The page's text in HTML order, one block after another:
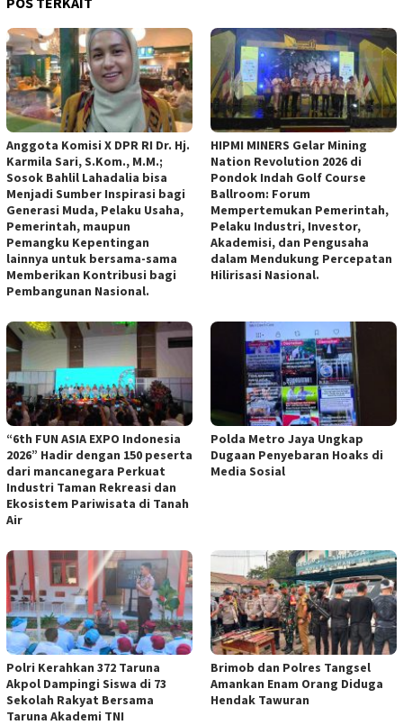
Anggota Komisi X DPR RI Dr. Hj.
Karmila Sari, S.Kom., M.M.;
Sosok Bahlil Lahadalia bisa
Menjadi Sumber Inspirasi bagi
Generasi Muda, Pelaku Usaha,
Pemerintah, maupun
Pemangku Kepentingan
lainnya untuk bersama-sama
Memberikan Kontribusi bagi
Pembangunan Nasional.
HIPMI MINERS Gelar Mining
Nation Revolution 2026 di
Pondok Indah Golf Course
Ballroom: Forum
Mempertemukan Pemerintah,
Pelaku Industri, Investor,
Akademisi, dan Pengusaha
dalam Mendukung Percepatan
Hilirisasi Nasional.
“6th FUN ASIA EXPO Indonesia
2026” Hadir dengan 150 peserta
dari mancanegara Perkuat
Industri Taman Rekreasi dan
Ekosistem Pariwisata di Tanah
Air
Polda Metro Jaya Ungkap
Dugaan Penyebaran Hoaks di
Media Sosial
Polri Kerahkan 372 Taruna
Akpol Dampingi Siswa di 73
Sekolah Rakyat Bersama
Taruna Akademi TNI
Brimob dan Polres Tangsel
Amankan Enam Orang Diduga
Hendak Tawuran